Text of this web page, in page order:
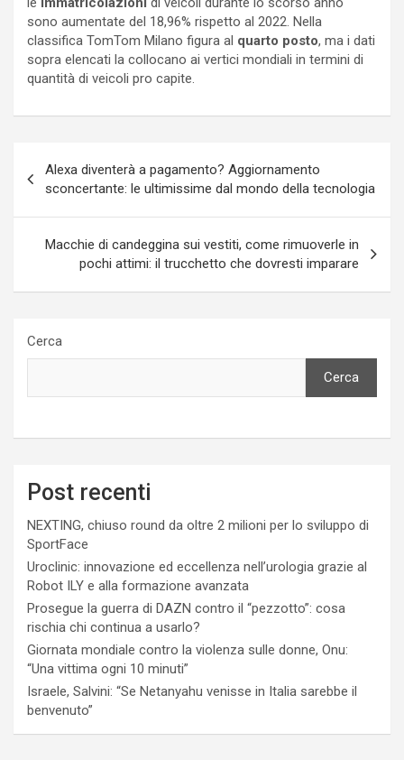
sono aumentate del 18,96% rispetto al 2022. Nella
classifica TomTom Milano figura al quarto posto, ma i dati
sopra elencati la collocano ai vertici mondiali in termini di
quantità di veicoli pro capite.
articoli
Alexa diventerà a pagamento? Aggiornamento
sconcertante: le ultimissime dal mondo della tecnologia
Macchie di candeggina sui vestiti, come rimuoverle in
pochi attimi: il trucchetto che dovresti imparare
Cerca
Cerca
Post recenti
NEXTING, chiuso round da oltre 2 milioni per lo sviluppo di
SportFace
Uroclinic: innovazione ed eccellenza nell’urologia grazie al
Robot ILY e alla formazione avanzata
Prosegue la guerra di DAZN contro il “pezzotto”: cosa
rischia chi continua a usarlo?
Giornata mondiale contro la violenza sulle donne, Onu:
“Una vittima ogni 10 minuti”
Israele, Salvini: “Se Netanyahu venisse in Italia sarebbe il
benvenuto”